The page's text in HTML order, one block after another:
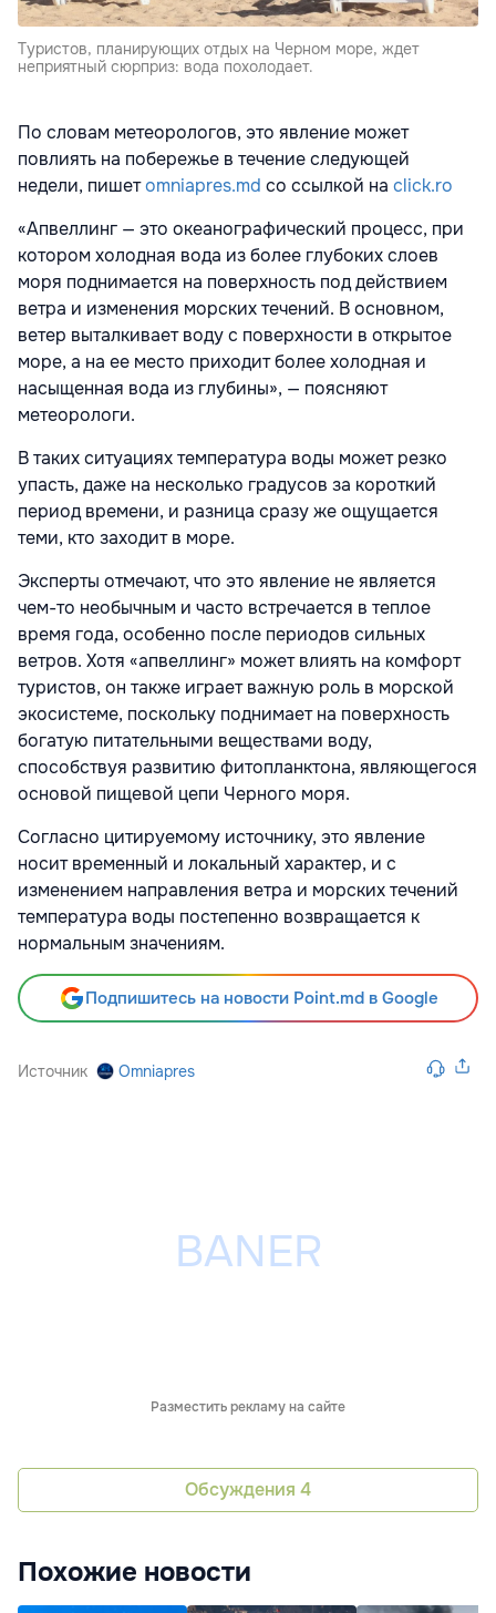
Туристов, планирующих отдых на Черном море, ждет
неприятный сюрприз: вода похолодает.
По словам метеорологов, это явление может
повлиять на побережье в течение следующей
недели, пишетomniapres.md со ссылкой на click.ro
«Апвеллинг — это океанографический процесс, при
котором холодная вода из более глубоких слоев
моря поднимается на поверхность под действием
ветра и изменения морских течений. В основном,
ветер выталкивает воду с поверхности в открытое
море, а на ее место приходит более холодная и
насыщенная вода из глубины», — поясняют
метеорологи.
В таких ситуациях температура воды может резко
упасть, даже на несколько градусов за короткий
период времени, и разница сразу же ощущается
теми, кто заходит в море.
Эксперты отмечают, что это явление не является
чем-то необычным и часто встречается в теплое
время года, особенно после периодов сильных
ветров. Хотя «апвеллинг» может влиять на комфорт
туристов, он также играет важную роль в морской
экосистеме, поскольку поднимает на поверхность
богатую питательными веществами воду,
способствуя развитию фитопланктона, являющегося
основой пищевой цепи Черного моря.
Согласно цитируемому источнику, это явление
носит временный и локальный характер, и с
изменением направления ветра и морских течений
температура воды постепенно возвращается к
нормальным значениям.
Подпишитесь на новости Point.md в Google
Источник Omniapres
Разместить рекламу на сайте
Обсуждения 4
Похожие новости